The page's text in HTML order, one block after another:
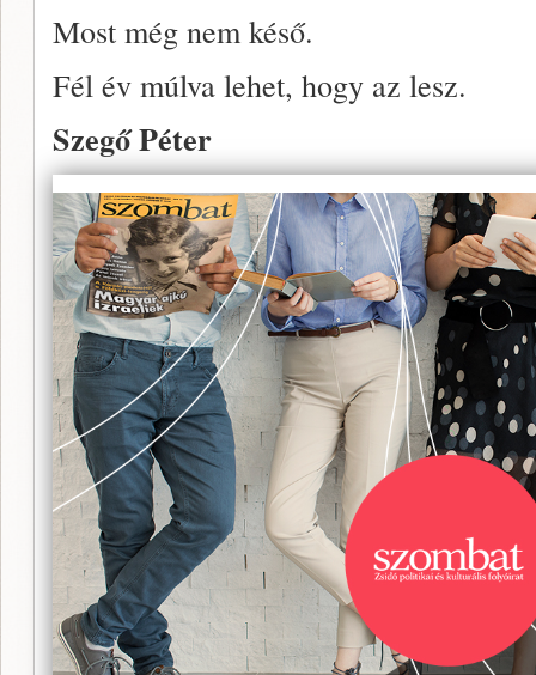
Most még nem késő.
Fél év múlva lehet, hogy az lesz.
Szegő Péter